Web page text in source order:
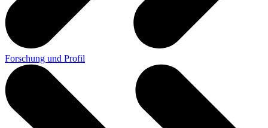
Forschung und Profil